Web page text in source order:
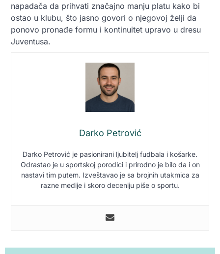
napadača da prihvati značajno manju platu kako bi
ostao u klubu, što jasno govori o njegovoj želji da
ponovo pronađe formu i kontinuitet upravo u dresu
Juventusa.
Darko Petrović
Darko Petrović je pasionirani ljubitelj fudbala i košarke.
Odrastao je u sportskoj porodici i prirodno je bilo da i on
nastavi tim putem. Izveštavao je sa brojnih utakmica za
razne medije i skoro deceniju piše o sportu.